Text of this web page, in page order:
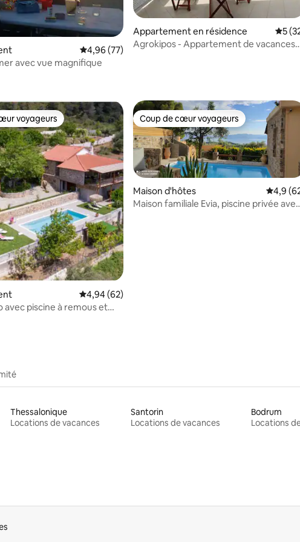
la base de 9 commentaires : 5 sur 5
Évaluation moyenne sur la base de 77 commentaires
4,96 (77)
avec vue magnifique
Appartement en résidence
5
Agrokipos - Appartement de vacances
base de 15 commentaires : 4,93 sur 5
voyageurs
voyageurs
Évaluation moyenne sur la base de 62 commentaires :
4,94 (62)
avec piscine à remous et
Coup de cœur voyageurs
Coup de cœur voyageurs
Maison d'hôtes
4,9
Maison familiale Evia, piscine privée avec
Thessalonique
Locations de vacances
Santorin
Locations de vacances
Bodrum
Locations